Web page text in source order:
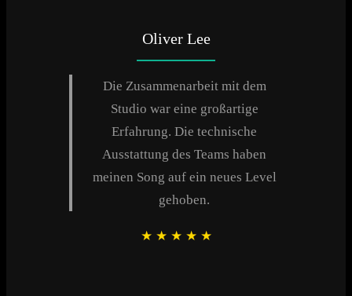
Oliver Lee
Die Zusammenarbeit mit dem
Studio war eine großartige
Erfahrung. Die technische
Ausstattung des Teams haben
meinen Song auf ein neues Level
gehoben.
★ ★ ★ ★ ★